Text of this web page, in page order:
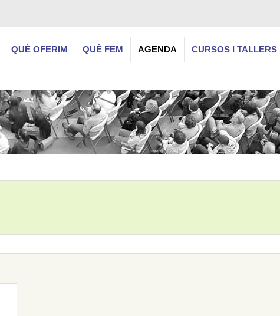
QUÈ OFERIM QUÈ FEM AGENDA CURSOS I TALLERS